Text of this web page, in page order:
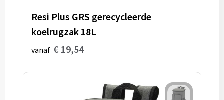
Resi Plus GRS gerecycleerde
koelrugzak 18L
vanaf € 19,54